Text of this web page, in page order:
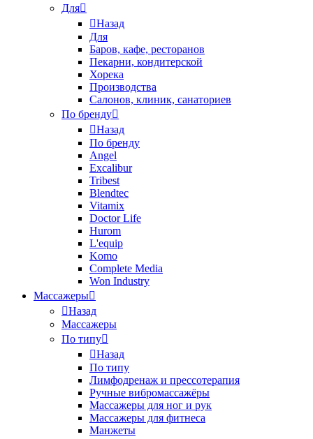
Для
Назад
Для
Баров, кафе, ресторанов
Пекарни, кондитерской
Хорека
Производства
Салонов, клиник, санаториев
По бренду
Назад
По бренду
Angel
Excalibur
Tribest
Blendtec
Vitamix
Doctor Life
Hurom
L'equip
Komo
Complete Media
Won Industry
Массажеры
Назад
Массажеры
По типу
Назад
По типу
Лимфодренаж и прессотерапия
Ручные вибромассажёры
Массажеры для ног и рук
Массажеры для фитнеса
Манжеты